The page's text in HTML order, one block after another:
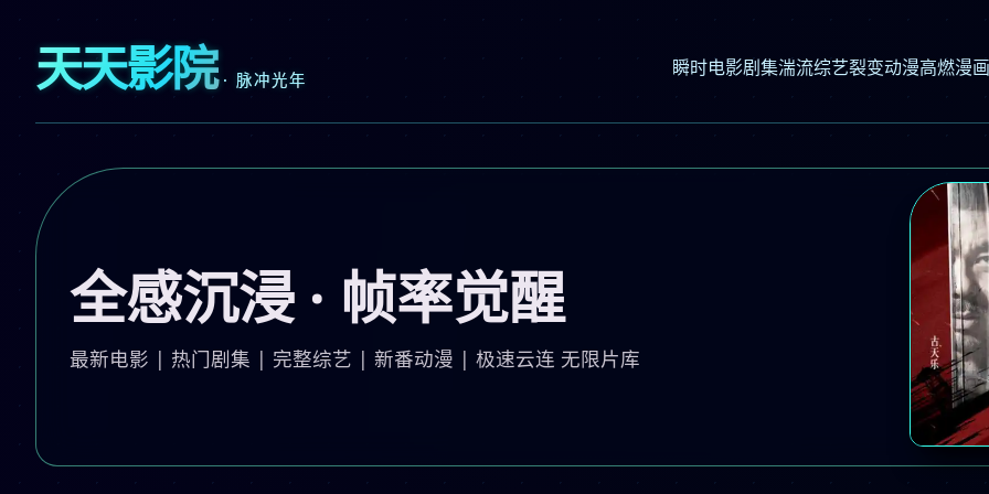
天天影院· 脉冲光年
瞬时电影剧集湍流综艺裂变动漫高燃漫
全感沉浸 · 帧率觉醒
最新电影 | 热门剧集 | 完整综艺 | 新番动漫 | 极速云连 无限片库